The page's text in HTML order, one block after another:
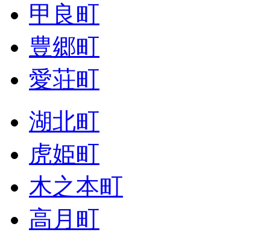
甲良町
豊郷町
愛荘町
湖北町
虎姫町
木之本町
高月町